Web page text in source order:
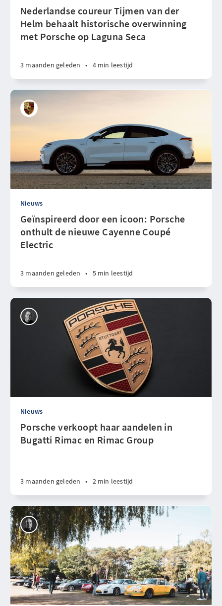
Nederlandse coureur Tijmen van der
Helm behaalt historische overwinning
met Porsche op Laguna Seca
3 maanden geleden • 4 min leestijd
Nieuws
Geïnspireerd door een icoon: Porsche
onthult de nieuwe Cayenne Coupé
Electric
3 maanden geleden • 5 min leestijd
Nieuws
Porsche verkoopt haar aandelen in
Bugatti Rimac en Rimac Group
3 maanden geleden • 2 min leestijd